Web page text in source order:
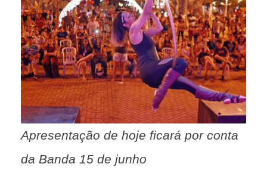
Apresentação de hoje ficará por conta
da Banda 15 de junho